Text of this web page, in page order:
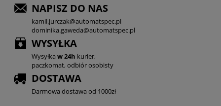
NAPISZ DO NAS
kamil.jurczak@automatspec.pl
dominika.gaweda@automatspec.pl
WYSYŁKA
Wysyłka w 24h kurier,
paczkomat, odbiór osobisty
DOSTAWA
Darmowa dostawa od 1000zł